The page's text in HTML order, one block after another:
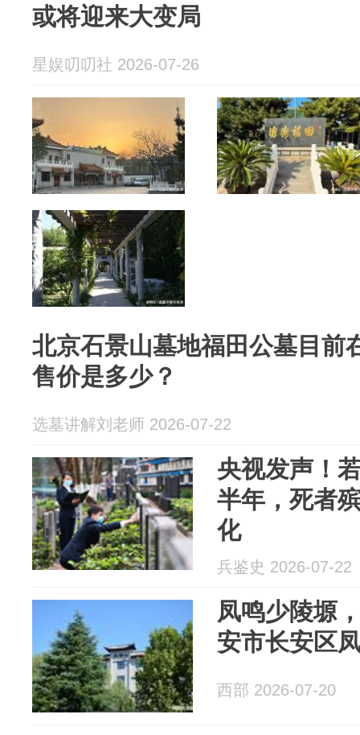
或将迎来大变局
星娱叨叨社 2026-07-26
北京石景山墓地福田公墓目前
售价是多少？
选墓讲解刘老师 2026-07-22
央视发声！
半年，死者
化
兵鉴史 2026-07-22
凤鸣少陵塬
安市长安区
西部 2026-07-20